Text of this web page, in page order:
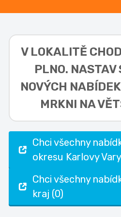
V LOKALITĚ
PLNO. NASTAV
NOVÝCH
MRKNI NA
Chci všechny
okresu Karlovy
Chci všechny
kraj (0)